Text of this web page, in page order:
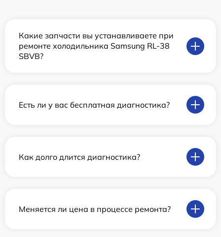
Какие запчасти вы устанавливаете при
ремонте холодильника Samsung RL-38
SBVB?
Есть ли у вас бесплатная диагностика?
Как долго длится диагностика?
Меняется ли цена в процессе ремонта?